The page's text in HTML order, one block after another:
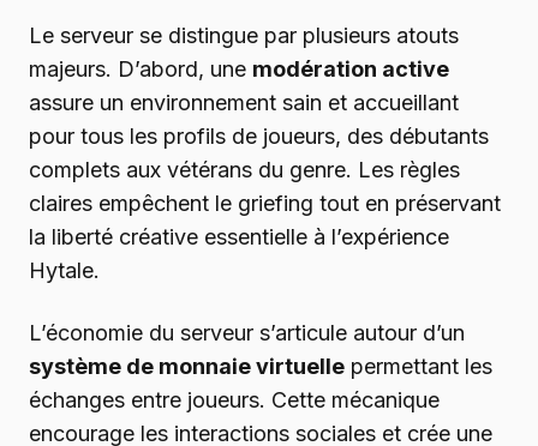
Le serveur se distingue par plusieurs atouts
majeurs. D’abord, une modération active
assure un environnement sain et accueillant
pour tous les profils de joueurs, des débutants
complets aux vétérans du genre. Les règles
claires empêchent le griefing tout en préservant
la liberté créative essentielle à l’expérience
Hytale.
L’économie du serveur s’articule autour d’un
système de monnaie virtuelle permettant les
échanges entre joueurs. Cette mécanique
encourage les interactions sociales et crée une